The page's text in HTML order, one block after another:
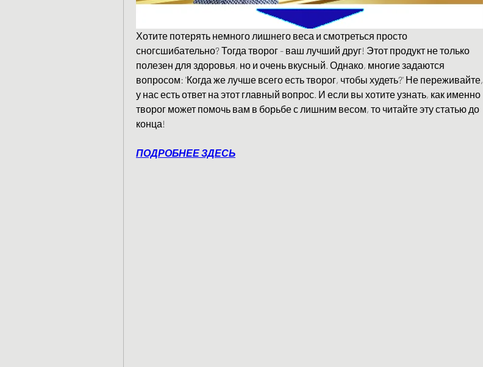
Хотите потерять немного лишнего веса и смотреться просто
сногсшибательно? Тогда творог - ваш лучший друг! Этот продукт не только
полезен для здоровья, но и очень вкусный. Однако, многие задаются
вопросом: 'Когда же лучше всего есть творог, чтобы худеть?' Не переживайте,
у нас есть ответ на этот главный вопрос. И если вы хотите узнать, как именно
творог может помочь вам в борьбе с лишним весом, то читайте эту статью до
конца!
ПОДРОБНЕЕ ЗДЕСЬ